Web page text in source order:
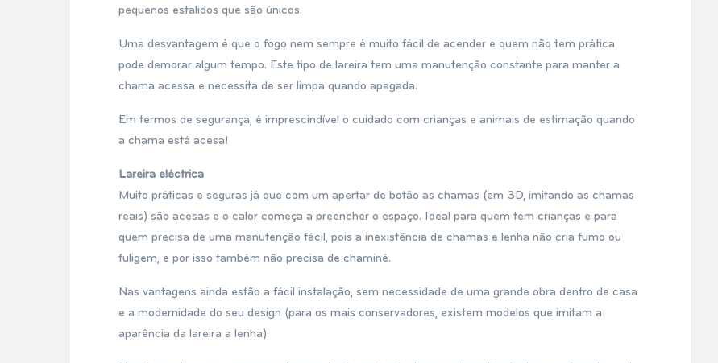
pequenos estalidos que são únicos.
Uma desvantagem é que o fogo nem sempre é muito fácil de acender e quem não tem prática
pode demorar algum tempo. Este tipo de lareira tem uma manutenção constante para manter a
chama acessa e necessita de ser limpa quando apagada.
Em termos de segurança, é imprescindível o cuidado com crianças e animais de estimação quando
a chama está acesa!
Lareira eléctrica
Muito práticas e seguras já que com um apertar de botão as chamas (em 3D, imitando as chamas
reais) são acesas e o calor começa a preencher o espaço. Ideal para quem tem crianças e para
quem precisa de uma manutenção fácil, pois a inexistência de chamas e lenha não cria fumo ou
fuligem, e por isso também não precisa de chaminé.
Nas vantagens ainda estão a fácil instalação, sem necessidade de uma grande obra dentro de casa
e a modernidade do seu design (para os mais conservadores, existem modelos que imitam a
aparência da lareira a lenha).